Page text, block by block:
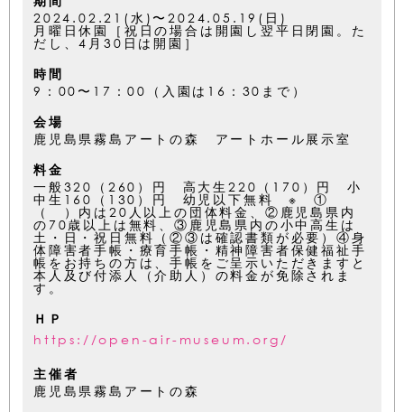
2024.02.21(水)〜2024.05.19(日)
月曜日休園［祝日の場合は開園し翌平日閉園。た
だし、4月30日は開園］
時間
9：00〜17：00（入園は16：30まで）
会場
鹿児島県霧島アートの森 アートホール展示室
料金
一般320（260）円 高大生220（170）円 小
中生160（130）円 幼児以下無料 ※ ①
（ ）内は20人以上の団体料金、②鹿児島県内
の70歳以上は無料、③鹿児島県内の小中高生は
土・日・祝日無料（②③は確認書類が必要）④身
体障害者手帳・療育手帳・精神障害者保健福祉手
帳をお持ちの方は、手帳をご呈示いただきますと
本人及び付添人（介助人）の料金が免除されま
す。
ＨＰ
https://open-air-museum.org/
主催者
鹿児島県霧島アートの森